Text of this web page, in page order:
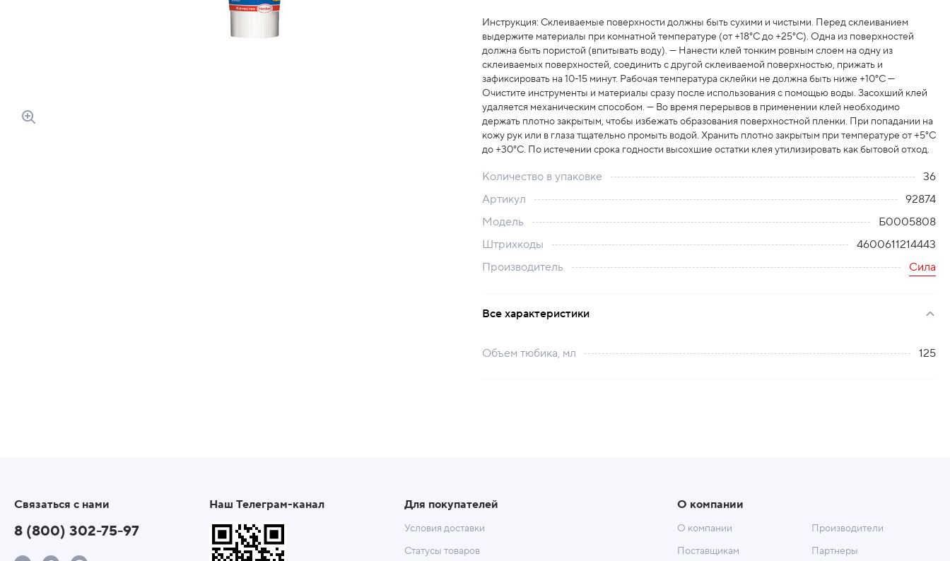
Инструкция: Склеиваемые поверхности должны быть сухими и чистыми. Перед склеиванием
выдержите материалы при комнатной температуре (от +18°C до +25°C). Одна из поверхностей
должна быть пористой (впитывать воду). --- Нанести клей тонким ровным слоем на одну из
склеиваемых поверхностей, соединить с другой склеиваемой поверхностью, прижать и
зафиксировать на 10-15 минут. Рабочая температура склейки не должна быть ниже +10°С ---
Очистите инструменты и материалы сразу после использования с помощью воды. Засохший клей
удаляется механическим способом. --- Во время перерывов в применении клей необходимо
держать плотно закрытым, чтобы избежать образования поверхностной пленки. При попадании на
кожу рук или в глаза тщательно промыть водой. Хранить плотно закрытым при температуре от +5°C
до +30°C. По истечении срока годности высохшие остатки клея утилизировать как бытовой отход.
Количество в упаковке
36
Артикул
92874
Модель
Б0005808
Штрихкоды
4600611214443
Производитель
Сила
Все характеристики
Объем тюбика, мл 125
Связаться с нами
8 (800) 302-75-97
Наш Телеграм-канал Для покупателей
Условия доставки
Статусы товаров
О компании
О компании
Поставщикам
Производители
Партнеры